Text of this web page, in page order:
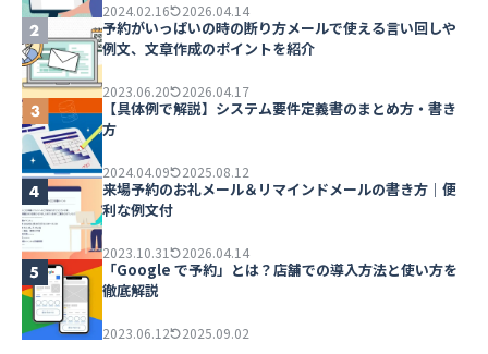
2024.02.16 2026.04.14
予約がいっぱいの時の断り方メールで使える言い回しや
例文、文章作成のポイントを紹介
2023.06.20 2026.04.17
【具体例で解説】システム要件定義書のまとめ方・書き
方
2024.04.09 2025.08.12
来場予約のお礼メール＆リマインドメールの書き方｜便
利な例文付
2023.10.31 2026.04.14
「Google で予約」とは？店舗での導入方法と使い方を
徹底解説
2023.06.12 2025.09.02